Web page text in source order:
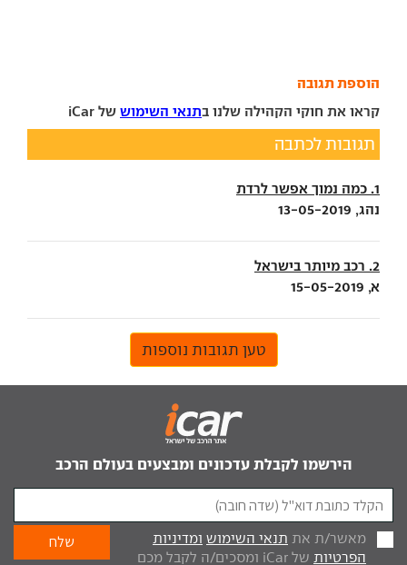
הוספת תגובה
קראו את חוקי הקהילה שלנו בתנאי השימוש של iCar
תגובות לכתבה
1. כמה נמוך אפשר לרדת
נהג, 13-05-2019
2. רכב מיותר בישראל
א, 15-05-2019
טען תגובות נוספות
הירשמו לקבלת עדכונים ומבצעים בעולם הרכב
מאשר/ת את תנאי השימוש ומדיניות
הפרטיות
של iCar ומסכים/ה לקבל מכם